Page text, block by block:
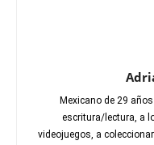
Mexicano de 29
escritura/lectura, a
videojuegos, a